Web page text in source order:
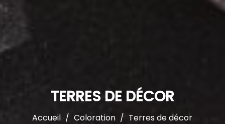
TERRES DE DÉCOR
Accueil Coloration Terres de décor